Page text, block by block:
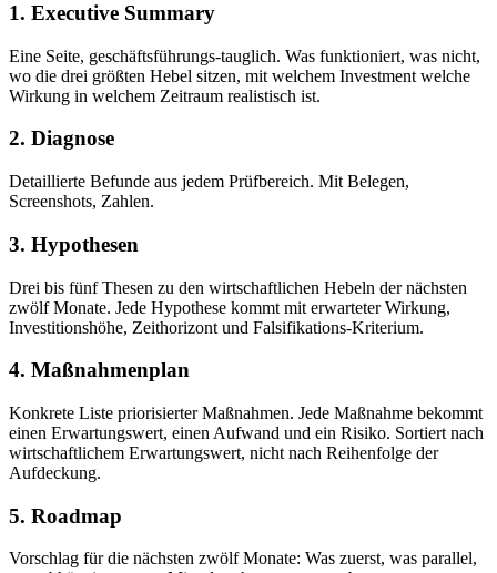
1. Executive Summary
Eine Seite, geschäftsführungs-tauglich. Was funktioniert, was nicht,
wo die drei größten Hebel sitzen, mit welchem Investment welche
Wirkung in welchem Zeitraum realistisch ist.
2. Diagnose
Detaillierte Befunde aus jedem Prüfbereich. Mit Belegen,
Screenshots, Zahlen.
3. Hypothesen
Drei bis fünf Thesen zu den wirtschaftlichen Hebeln der nächsten
zwölf Monate. Jede Hypothese kommt mit erwarteter Wirkung,
Investitionshöhe, Zeithorizont und Falsifikations-Kriterium.
4. Maßnahmenplan
Konkrete Liste priorisierter Maßnahmen. Jede Maßnahme bekommt
einen Erwartungswert, einen Aufwand und ein Risiko. Sortiert nach
wirtschaftlichem Erwartungswert, nicht nach Reihenfolge der
Aufdeckung.
5. Roadmap
Vorschlag für die nächsten zwölf Monate: Was zuerst, was parallel,